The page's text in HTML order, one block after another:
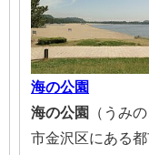
海の公園
海の公園
（うみ
市金沢区にある